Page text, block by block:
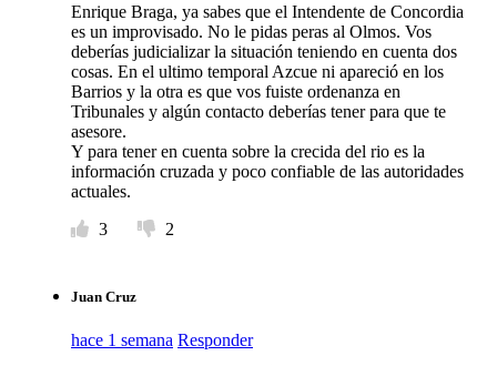
Enrique Braga, ya sabes que el Intendente de Concordia
es un improvisado. No le pidas peras al Olmos. Vos
deberías judicializar la situación teniendo en cuenta dos
cosas. En el ultimo temporal Azcue ni apareció en los
Barrios y la otra es que vos fuiste ordenanza en
Tribunales y algún contacto deberías tener para que te
asesore.
Y para tener en cuenta sobre la crecida del rio es la
información cruzada y poco confiable de las autoridades
actuales.
3
2
Juan Cruz
hace 1 semana Responder